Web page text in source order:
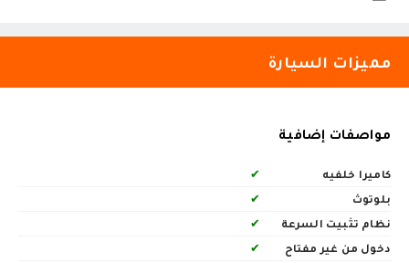
مميزات السيارة
مواصفات إضافية
كاميرا خلفيه
✔
بلوتوث
✔
نظام تثبيت السرعة
✔
دخول من غير مفتاح
✔